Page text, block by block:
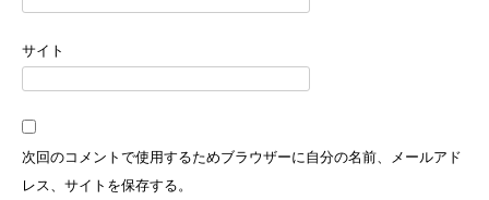
サイト
次回のコメントで使用するためブラウザーに自分の名前、メールアド
レス、サイトを保存する。